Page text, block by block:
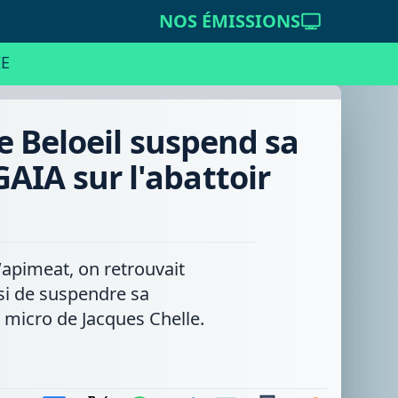
NOS ÉMISSIONS
Beloeil suspend sa
sur l'abattoir
on retrouvait
de suspendre sa
de Jacques Chelle.